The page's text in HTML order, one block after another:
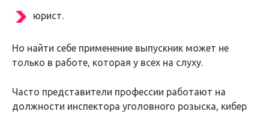
юрист.
Но найти себе применение выпускник может не
только в работе, которая у всех на слуху.
Часто представители профессии работают на
должности инспектора уголовного розыска, кибер